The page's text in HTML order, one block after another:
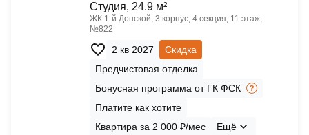
Cтудия, 24.9 м²
ЖК 1‑й Донской, 3 корпус, 4 секция, 11 этаж,
№822
2 кв 2027
Скидка
Предчистовая отделка
Бонусная программа от ГК ФСК
Платите как хотите
Квартира за 2 000 ₽/мес
Ещё